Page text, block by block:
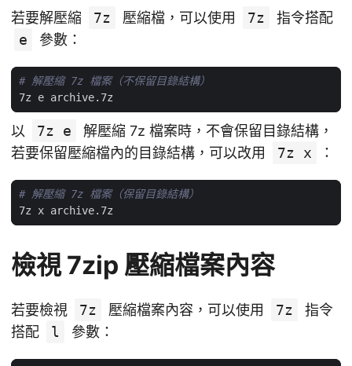
若要解壓縮 7z 壓縮檔，可以使用 7z
指令搭配
e
參數：
# 解壓縮 7z 檔案（不保留目錄結構）
以 7z e
解壓縮 7z 檔案時，不會保留目錄結構，
若要保留壓縮檔內的目錄結構，可以改用
7z x ：
# 解壓縮 7z 檔案（保留目錄結構）
檢視 7zip 壓縮檔案內容
若要檢視 7z 壓縮檔案內容，可以使用 7z
指令
搭配
l 參數：